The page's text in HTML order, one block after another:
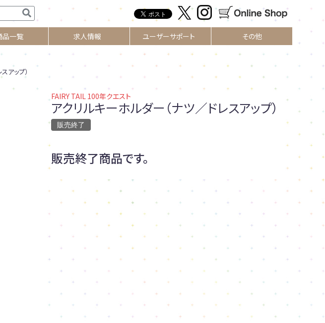
品一覧 求人情報 ユーザーサポート その他
アップ）
FAIRY TAIL 100年クエスト
アクリルキーホルダー（ナツ／ドレスアップ）
販売終了
販売終了商品です。